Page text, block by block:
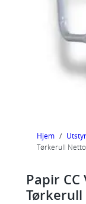
Hjem / Utstyr
Tørkerull
Papir